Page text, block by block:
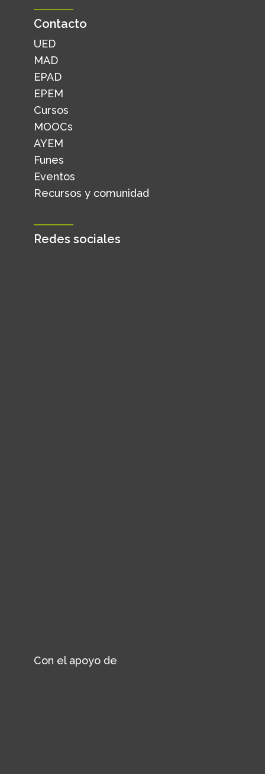
Contacto
UED
MAD
EPAD
EPEM
Cursos
MOOCs
AYEM
Funes
Eventos
Recursos y comunidad
Redes sociales
Con el apoyo de